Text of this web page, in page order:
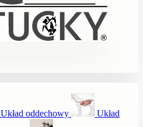
Układ oddechowy Układ